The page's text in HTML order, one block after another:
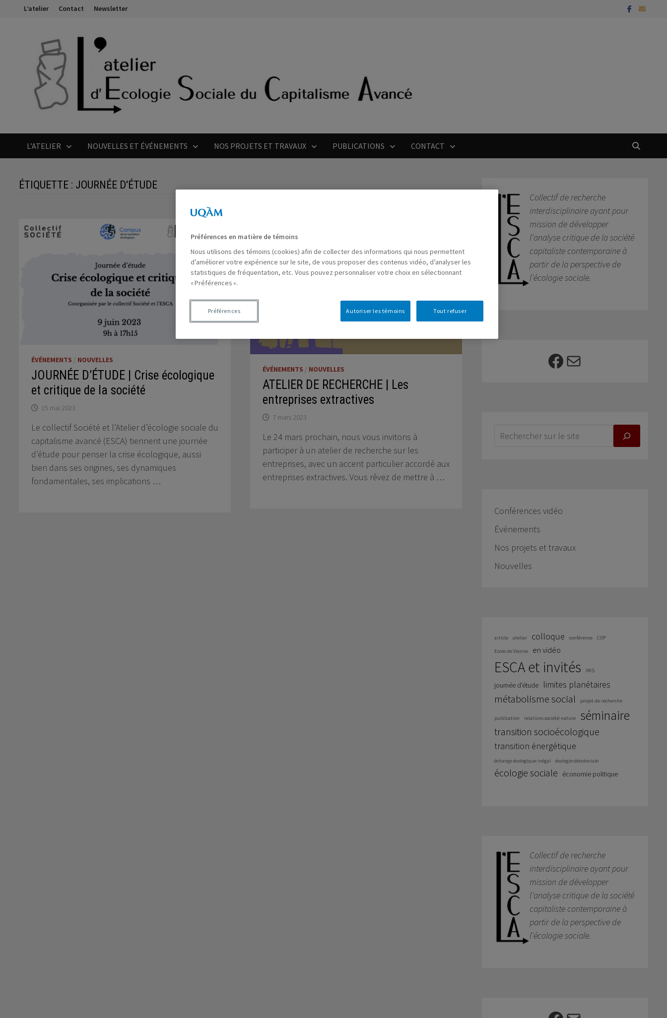
L’atelier Contact Newsletter
L’ATELIER NOUVELLES ET ÉVÉNEMENTS NOS PROJETS ET TRAVAUX PUBLICATIONS CONTACT
ÉTIQUETTE : JOURNÉE D'ÉTUDE
ÉVÉNEMENTS / NOUVELLES
JOURNÉE D’ÉTUDE | Crise écologique
et critique de la société
15 mai 2023
Le collectif Société et l’Atelier d’écologie sociale du
capitalisme avancé (ESCA) tiennent une journée
d’étude pour penser la crise écologique, aussi
bien dans ses origines, ses dynamiques
fondamentales, ses implications …
ÉVÉNEMENTS / NOUVELLES
ATELIER DE RECHERCHE | Les
entreprises extractives
7 mars 2023
Le 24 mars prochain, nous vous invitons à
participer à un atelier de recherche sur les
entreprises, avec un accent particulier accordé aux
entreprises extractives. Vous rêvez de mettre à …
Collectif de recherche
interdisciplinaire ayant pour
mission de développer
l’analyse critique de la société
capitaliste contemporaine à
partir de la perspective de
l’écologie sociale.
Facebook
E-mail
Conférences vidéo
Événements
Nos projets et travaux
Nouvelles
article atelier colloque conférence COP
Ecole de Vienne en vidéo
ESCA et invités IRIS
journée d'étude limites planétaires
métabolisme social projet de recherche
publication relations société-nature séminaire
transition socioécologique
transition énergétique
échange écologique inégal écologie décoloniale
écologie sociale économie politique
Collectif de recherche
interdisciplinaire ayant pour
mission de développer
l’analyse critique de la société
capitaliste contemporaine à
partir de la perspective de
l’écologie sociale.
Préférences en matière de témoins
Nous utilisons des témoins (cookies) afin de collecter des informations qui nous permettent
d’améliorer votre expérience sur le site, de vous proposer des contenus vidéo, d’analyser les
statistiques de fréquentation, etc. Vous pouvez personnaliser votre choix en sélectionnant
« Préférences ».
Tout refuser
Autoriser les témoins
Préférences